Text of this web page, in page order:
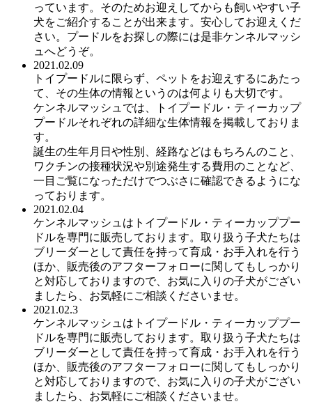
っています。そのためお迎えしてからも飼いやすい子
犬をご紹介することが出来ます。安心してお迎えくだ
さい。プードルをお探しの際には是非ケンネルマッシ
ュへどうぞ。
2021.02.09
トイプードルに限らず、ペットをお迎えするにあたっ
て、その生体の情報というのは何よりも大切です。
ケンネルマッシュでは、トイプードル・ティーカップ
プードルそれぞれの詳細な生体情報を掲載しておりま
す。
誕生の生年月日や性別、経路などはもちろんのこと、
ワクチンの接種状況や別途発生する費用のことなど、
一目ご覧になっただけでつぶさに確認できるようにな
っております。
2021.02.04
ケンネルマッシュはトイプードル・ティーカッププー
ドルを専門に販売しております。取り扱う子犬たちは
ブリーダーとして責任を持って育成・お手入れを行う
ほか、販売後のアフターフォローに関してもしっかり
と対応しておりますので、お気に入りの子犬がござい
ましたら、お気軽にご相談くださいませ。
2021.02.3
ケンネルマッシュはトイプードル・ティーカッププー
ドルを専門に販売しております。取り扱う子犬たちは
ブリーダーとして責任を持って育成・お手入れを行う
ほか、販売後のアフターフォローに関してもしっかり
と対応しておりますので、お気に入りの子犬がござい
ましたら、お気軽にご相談くださいませ。